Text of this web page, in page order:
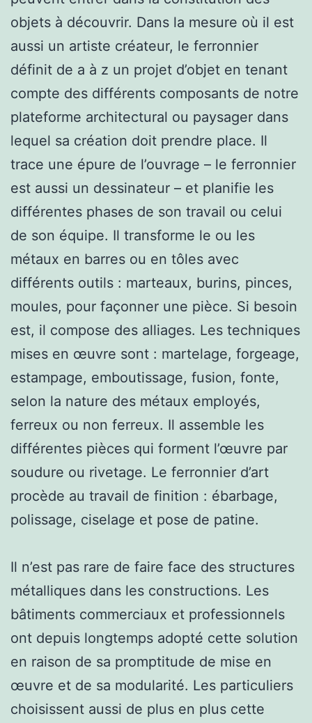
objets à découvrir. Dans la mesure où il est
aussi un artiste créateur, le ferronnier
définit de a à z un projet d’objet en tenant
compte des différents composants de notre
plateforme architectural ou paysager dans
lequel sa création doit prendre place. Il
trace une épure de l’ouvrage – le ferronnier
est aussi un dessinateur – et planifie les
différentes phases de son travail ou celui
de son équipe. Il transforme le ou les
métaux en barres ou en tôles avec
différents outils : marteaux, burins, pinces,
moules, pour façonner une pièce. Si besoin
est, il compose des alliages. Les techniques
mises en œuvre sont : martelage, forgeage,
estampage, emboutissage, fusion, fonte,
selon la nature des métaux employés,
ferreux ou non ferreux. Il assemble les
différentes pièces qui forment l’œuvre par
soudure ou rivetage. Le ferronnier d’art
procède au travail de finition : ébarbage,
polissage, ciselage et pose de patine.
Il n’est pas rare de faire face des structures
métalliques dans les constructions. Les
bâtiments commerciaux et professionnels
ont depuis longtemps adopté cette solution
en raison de sa promptitude de mise en
œuvre et de sa modularité. Les particuliers
choisissent aussi de plus en plus cette